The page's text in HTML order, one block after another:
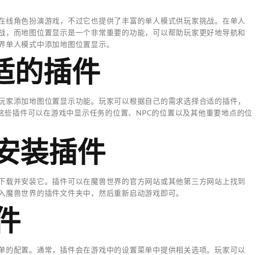
线角色扮演游戏，不过它也提供了丰富的单人模式供玩家挑战。在单人
，而地图位置显示是一个非常重要的功能，可以帮助玩家更好地导航和
人模式中添加地图位置显示。
的插件
添加地图位置显示功能。玩家可以根据自己的需求选择合适的插件，
些插件可以在游戏中显示任务的位置、NPC的位置以及其他重要地点的位
装插件
载并安装它。插件可以在魔兽世界的官方网站或其他第三方网站上找到
兽世界的插件文件夹中，然后重新启动游戏即可。
的配置。通常，插件会在游戏中的设置菜单中提供相关选项。玩家可以